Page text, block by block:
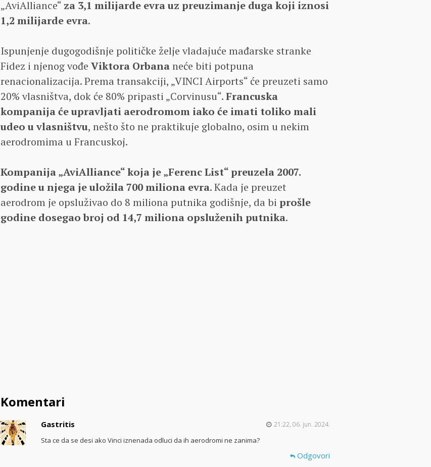
„AviAlliance“ za 3,1 milijarde evra uz preuzimanje duga koji iznosi
1,2 milijarde evra.
Ispunjenje dugogodišnje političke želje vladajuće mađarske stranke
Fidez i njenog vođe Viktora Orbananeće biti potpuna
renacionalizacija. Prema transakciji, „VINCI Airports“ će preuzeti samo
20% vlasništva, dok će 80% pripasti „Corvinusu“.Francuska
kompanija će upravljati aerodromom iako će imati toliko mali
udeo u vlasništvu, nešto što ne praktikuje globalno, osim u nekim
aerodromima u Francuskoj.
Kompanija „AviAlliance“ koja je „Ferenc List“ preuzela 2007.
godine u njega je uložila 700 miliona evra. Kada je preuzet
aerodrom je opsluživao do 8 miliona putnika godišnje, da bi prošle
godine dosegao broj od 14,7 miliona opsluženih putnika.
Komentari
Gastritis 21:22, 06. jun. 2024.
Sta ce da se desi ako Vinci iznenada odluci da ih aerodromi ne zanima?
Odgovori